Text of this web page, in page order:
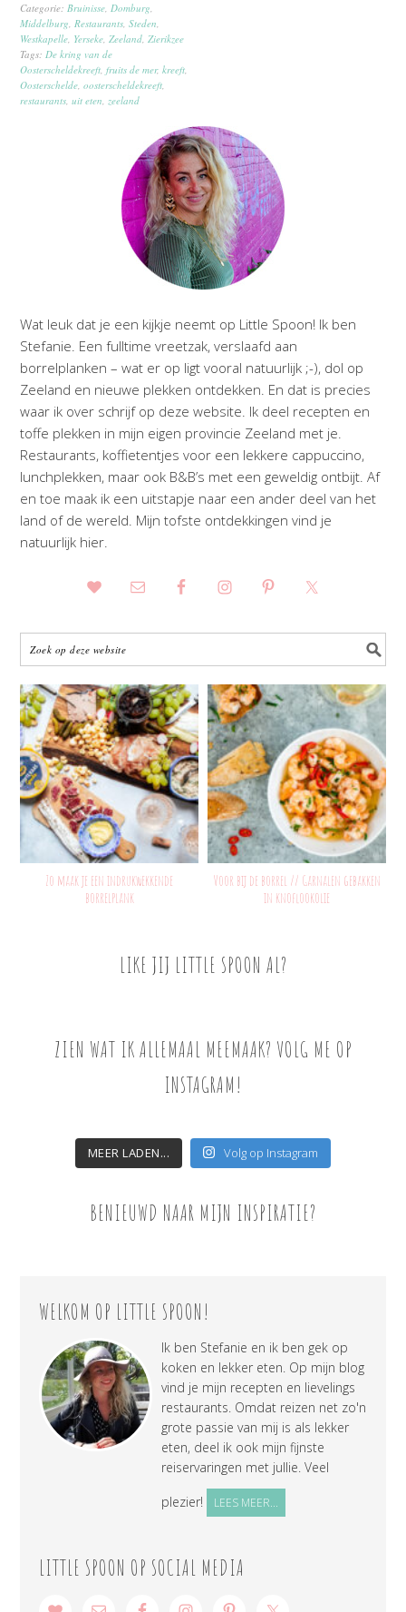
Categorie:Bruinisse,Domburg,
Middelburg,Restaurants,Steden,
Westkapelle, Yerseke,Zeeland,Zierikzee
Tags:De kring van de
Oosterscheldekreeft,fruits de mer,kreeft,
Oosterschelde,oosterscheldekreeft,
restaurants,uit eten,zeeland
Wat leuk dat je een kijkje neemt op Little Spoon! Ik ben
Stefanie. Een fulltime vreetzak, verslaafd aan
borrelplanken – wat er op ligt vooral natuurlijk ;-), dol op
Zeeland en nieuwe plekken ontdekken. En dat is precies
waar ik over schrijf op deze website. Ik deel recepten en
toffe plekken in mijn eigen provincie Zeeland met je.
Restaurants, koffietentjes voor een lekkere cappuccino,
lunchplekken, maar ook B&B’s met een geweldig ontbijt. Af
en toe maak ik een uitstapje naar een ander deel van het
land of de wereld. Mijn tofste ontdekkingen vind je
natuurlijk hier.
Zo maak je een indrukwekkende
borrelplank
Voor bij de borrel // Garnalen gebakken
in knoflookolie
LIKE JIJ LITTLE SPOON AL?
ZIEN WAT IK ALLEMAAL MEEMAAK? VOLG ME OP
INSTAGRAM!
MEER LADEN... Volg op Instagram
BENIEUWD NAAR MIJN INSPIRATIE?
WELKOM OP LITTLE SPOON!
Ik ben Stefanie en ik ben gek op
koken en lekker eten. Op mijn blog
vind je mijn recepten en lievelings
restaurants. Omdat reizen net zo'n
grote passie van mij is als lekker
eten, deel ik ook mijn fijnste
reiservaringen met jullie. Veel
plezier!
LEES MEER...
LITTLE SPOON OP SOCIAL MEDIA